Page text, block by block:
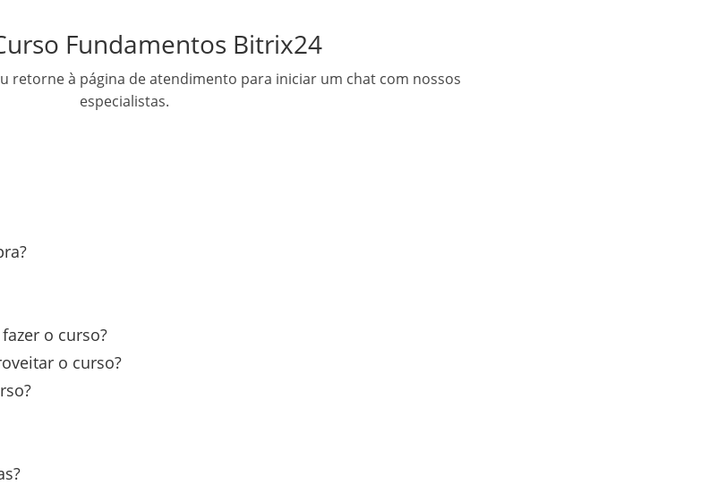
Fundamentos Bitrix24
retorne à página de atendimento para iniciar um chat com nossos
especialistas.
o curso?
o curso?